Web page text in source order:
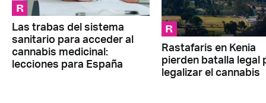
R
Las trabas del sistema
sanitario para acceder al
cannabis medicinal:
lecciones para España
R
Rastafaris en Kenia
pierden batalla legal
legalizar el cannabis